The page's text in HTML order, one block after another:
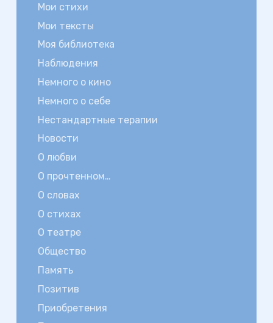
Мои стихи
Мои тексты
Моя библиотека
Наблюдения
Немного о кино
Немного о себе
Нестандартные терапии
Новости
О любви
О прочтенном…
О словах
О стихах
О театре
Общество
Память
Позитив
Приобретения